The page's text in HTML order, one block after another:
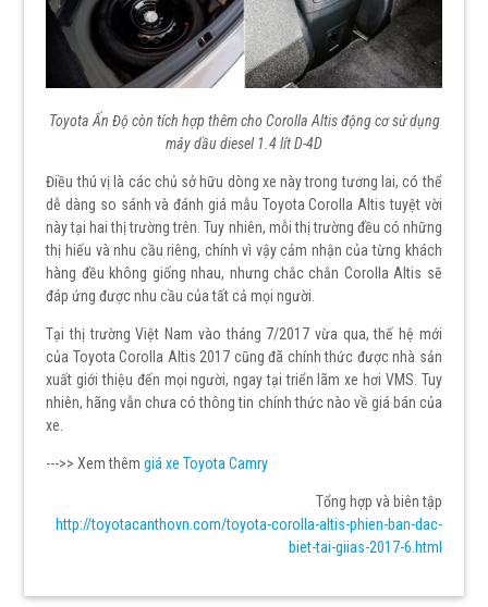
Toyota Ấn Độ còn tích hợp thêm cho Corolla Altis động cơ sử dụng
máy dầu diesel 1.4 lít D-4D
Điều thú vị là các chủ sở hữu dòng xe này trong tương lai, có thể
dễ dàng so sánh và đánh giá mẫu Toyota Corolla Altis tuyệt vời
này tại hai thị trường trên. Tuy nhiên, mỗi thị trường đều có những
thị hiếu và nhu cầu riêng, chính vì vậy cảm nhận của từng khách
hàng đều không giống nhau, nhưng chắc chắn Corolla Altis sẽ
đáp ứng được nhu cầu của tất cả mọi người.
Tại thị trường Việt Nam vào tháng 7/2017 vừa qua, thế hệ mới
của Toyota Corolla Altis 2017 cũng đã chính thức được nhà sản
xuất giới thiệu đến mọi người, ngay tại triển lãm xe hơi VMS. Tuy
nhiên, hãng vẫn chưa có thông tin chính thức nào về giá bán của
xe.
--->> Xem thêmgiá xe Toyota Camry
Tổng hợp và biên tập
http://toyotacanthovn.com/toyota-corolla-altis-phien-ban-dac-
biet-tai-giias-2017-6.html